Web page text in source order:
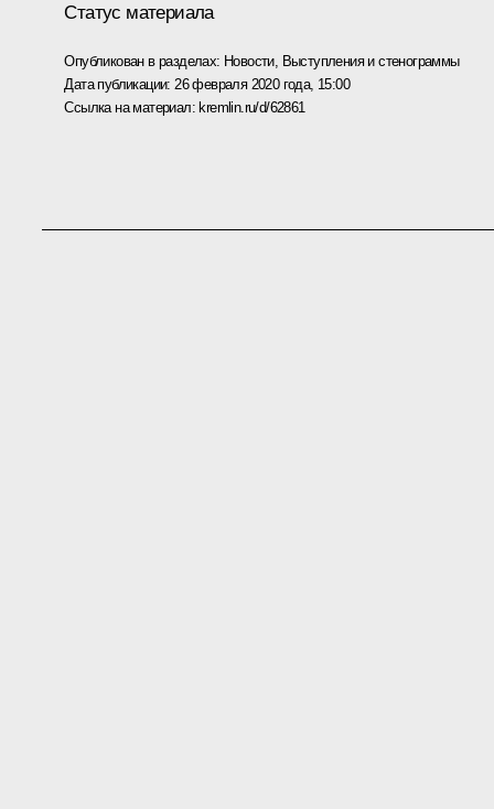
Статус материала
Опубликован в разделах: Новости, Выступления и стенограммы
Дата публикации: 26 февраля 2020 года, 15:00
Ссылка на материал: kremlin.ru/d/62861